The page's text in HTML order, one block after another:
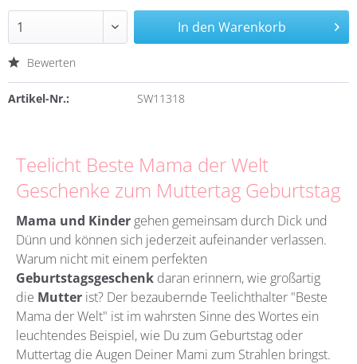
In den Warenkorb
Bewerten
Artikel-Nr.: SW11318
Teelicht Beste Mama der Welt
Geschenke zum Muttertag Geburtstag
Mama und Kinder gehen gemeinsam durch Dick und
Dünn und können sich jederzeit aufeinander verlassen.
Warum nicht mit einem perfekten
Geburtstagsgeschenk daran erinnern, wie großartig
die Mutter ist? Der bezaubernde Teelichthalter "Beste
Mama der Welt" ist im wahrsten Sinne des Wortes ein
leuchtendes Beispiel, wie Du zum Geburtstag oder
Muttertag die Augen Deiner Mami zum Strahlen bringst.